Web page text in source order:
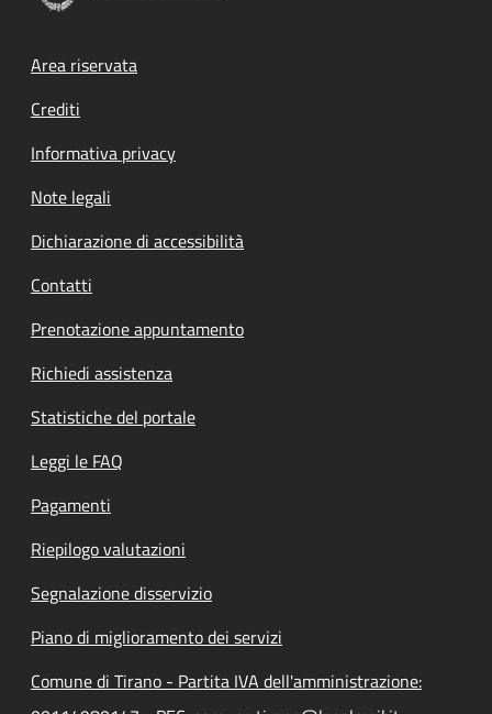
Footer menu
Area riservata
Crediti
Informativa privacy
Note legali
Dichiarazione di accessibilità
Contatti
Prenotazione appuntamento
Richiedi assistenza
Statistiche del portale
Leggi le FAQ
Pagamenti
Riepilogo valutazioni
Segnalazione disservizio
Piano di miglioramento dei servizi
Comune di Tirano - Partita IVA dell'amministrazione: